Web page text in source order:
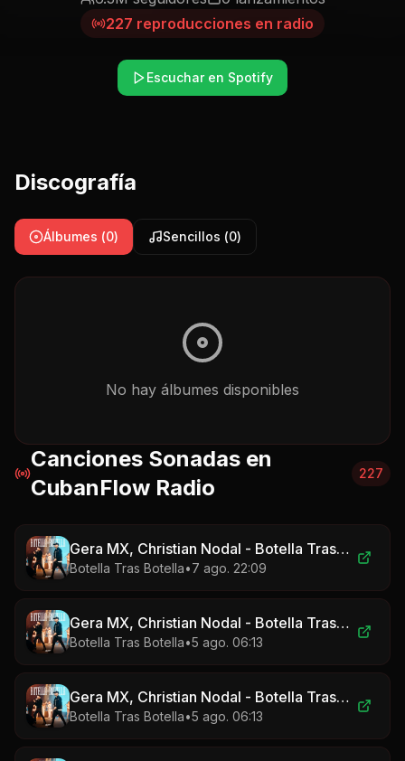
227 reproducciones en radio
Escuchar en Spotify
Discografía
Álbumes (0) Sencillos (0)
No hay álbumes disponibles
Canciones Sonadas en
CubanFlow Radio
227
Gera MX, Christian Nodal - Botella Tras Botella
Botella Tras Botella•7 ago. 22:09
Gera MX, Christian Nodal - Botella Tras Botella
Botella Tras Botella•5 ago. 06:13
Gera MX, Christian Nodal - Botella Tras Botella
Botella Tras Botella•5 ago. 06:13